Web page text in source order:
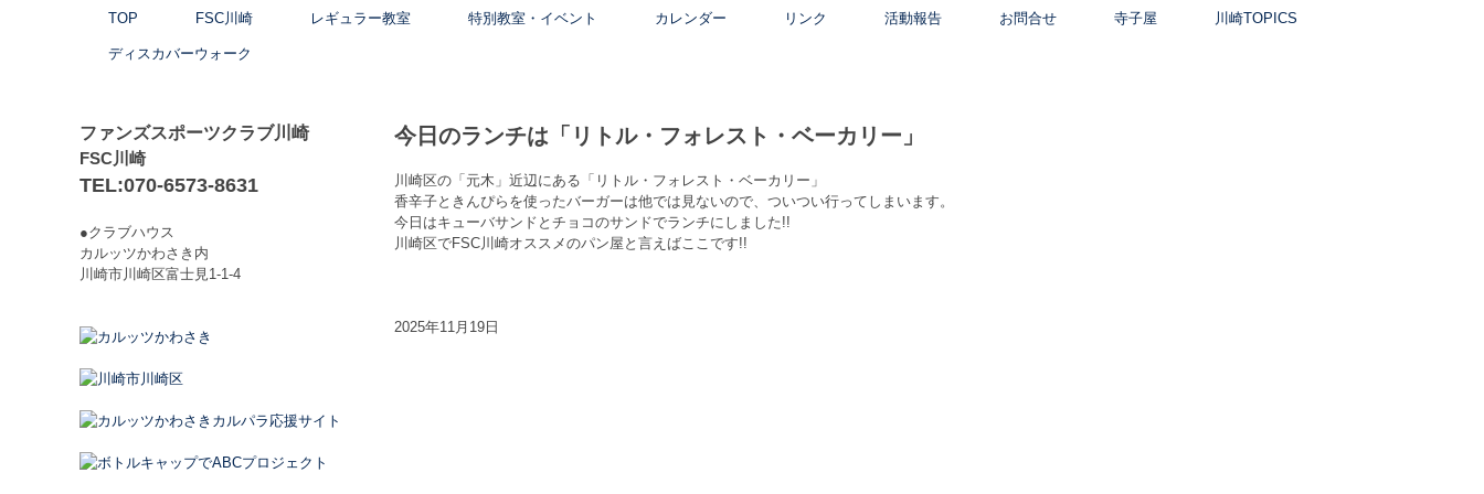
TOP FSC川崎 レギュラー教室 特別教室・イベント カレンダー リンク 活動報告 お問合せ 寺子屋 川崎TOPICS
ディスカバーウォーク
今日のランチは「リトル・フォレスト・ベーカリー」
川崎区の「元木」近辺にある「リトル・フォレスト・ベーカリー」
香辛子ときんぴらを使ったバーガーは他では見ないので、ついつい行ってしまいます。
今日はキューバサンドとチョコのサンドでランチにしました!!
川崎区でFSC川崎オススメのパン屋と言えばここです!!
2025年11月19日
ファンズスポーツクラブ川崎
FSC川崎
TEL:070-6573-8631
●クラブハウス
カルッツかわさき内
川崎市川崎区富士見1-1-4